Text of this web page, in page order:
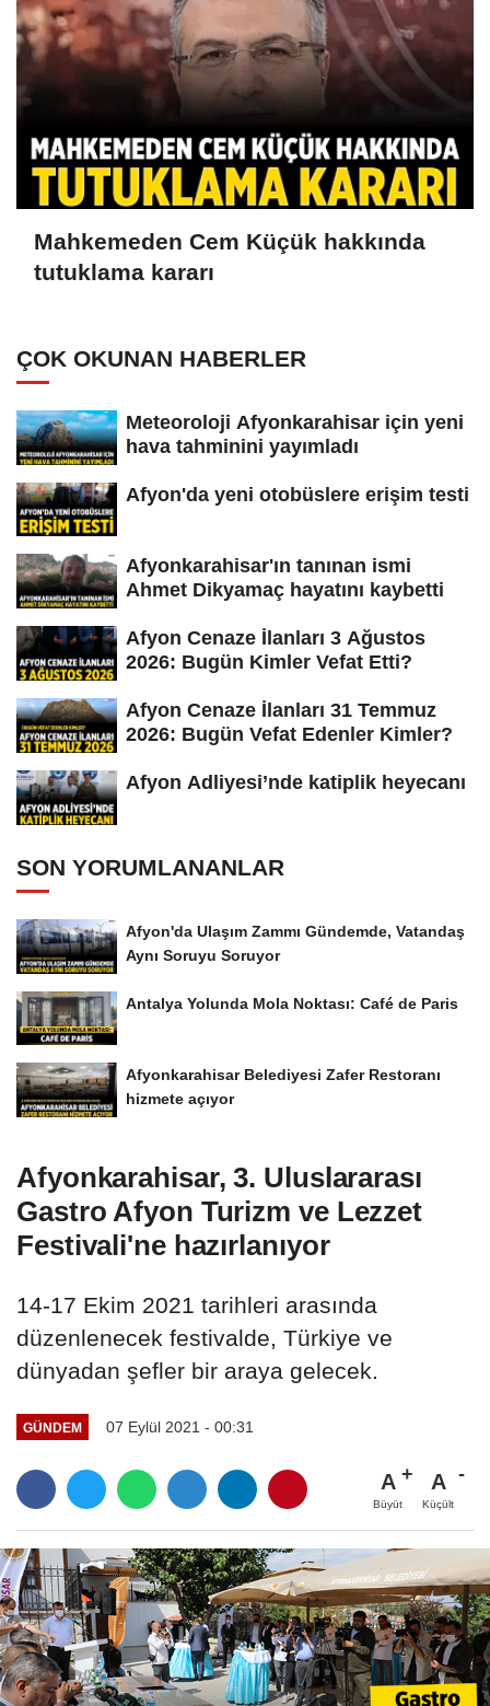
Mahkemeden Cem Küçük hakkında
tutuklama kararı
ÇOK OKUNAN HABERLER
Meteoroloji Afyonkarahisar için yeni
hava tahminini yayımladı
Afyon'da yeni otobüslere erişim testi
Afyonkarahisar'ın tanınan ismi
Ahmet Dikyamaç hayatını kaybetti
Afyon Cenaze İlanları 3 Ağustos
2026: Bugün Kimler Vefat Etti?
Afyon Cenaze İlanları 31 Temmuz
2026: Bugün Vefat Edenler Kimler?
Afyon Adliyesi’nde katiplik heyecanı
SON YORUMLANANLAR
Afyon'da Ulaşım Zammı Gündemde, Vatandaş
Aynı Soruyu Soruyor
Antalya Yolunda Mola Noktası: Café de Paris
Afyonkarahisar Belediyesi Zafer Restoranı
hizmete açıyor
Afyonkarahisar, 3. Uluslararası
Gastro Afyon Turizm ve Lezzet
Festivali'ne hazırlanıyor
14-17 Ekim 2021 tarihleri arasında
düzenlenecek festivalde, Türkiye ve
dünyadan şefler bir araya gelecek.
GÜNDEM 07 Eylül 2021 - 00:31
A
Büyüt
A
Küçült